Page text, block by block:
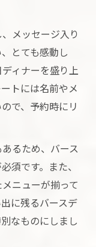
メッセージ入り
とても感動し
ィナーを盛り上
トには名前やメ
で、予約時にリ
るため、バース
須です。また、
ニューが揃って
に残るバースデ
なものにしまし